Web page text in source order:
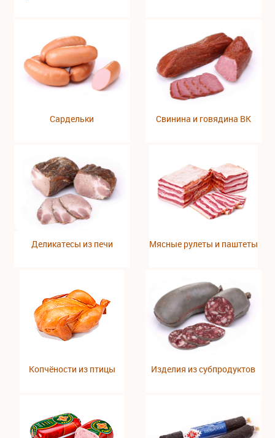
Сардельки Свинина и говядина ВК
Деликатесы из печи Мясные рулеты и паштеты
Копчёности из птицы Изделия из субпродуктов